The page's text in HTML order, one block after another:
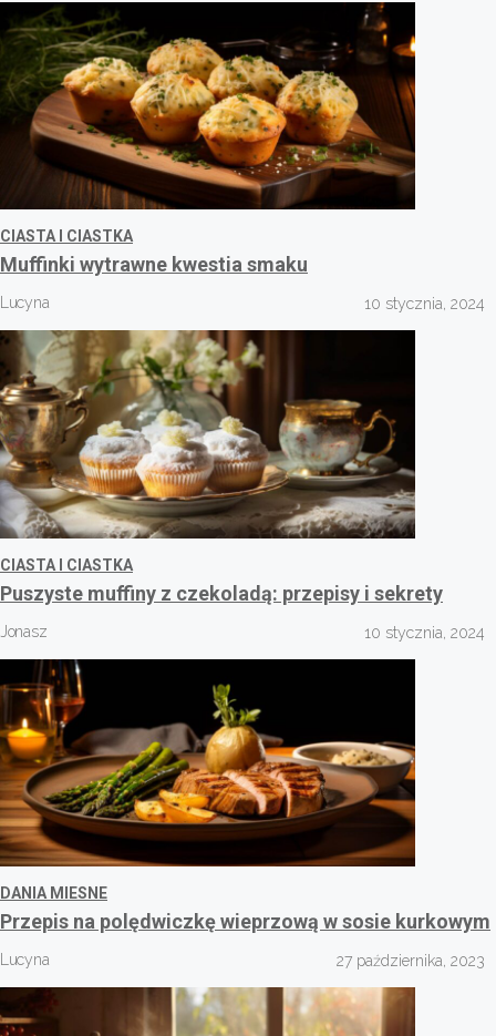
CIASTA I CIASTKA
Muffinki wytrawne kwestia smaku
Lucyna 10 stycznia, 2024
CIASTA I CIASTKA
Puszyste muffiny z czekoladą: przepisy i sekrety
Jonasz 10 stycznia, 2024
DANIA MIESNE
Przepis na polędwiczkę wieprzową w sosie kurkowym
Lucyna 27 października, 2023